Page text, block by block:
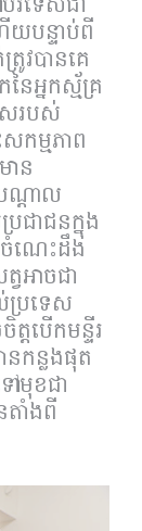
យបន្ទាប់ពី
វបានគេ
អ្នកស្ម័គ្រ
សរបស់
កម្មភាព
ាន
ណ្តាល
ជាជនក្នុង
ចំណេះដឹង
អាចជា
ប្រទេស
បើកមន្ទីរ
នកន្លងផុត
មុខជា
តាំងពី